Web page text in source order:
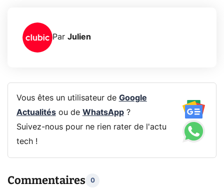
Par Julien
Vous êtes un utilisateur de Google
Actualitésou de WhatsApp?
Suivez-nous pour ne rien rater de l'actu
tech !
Commentaires 0